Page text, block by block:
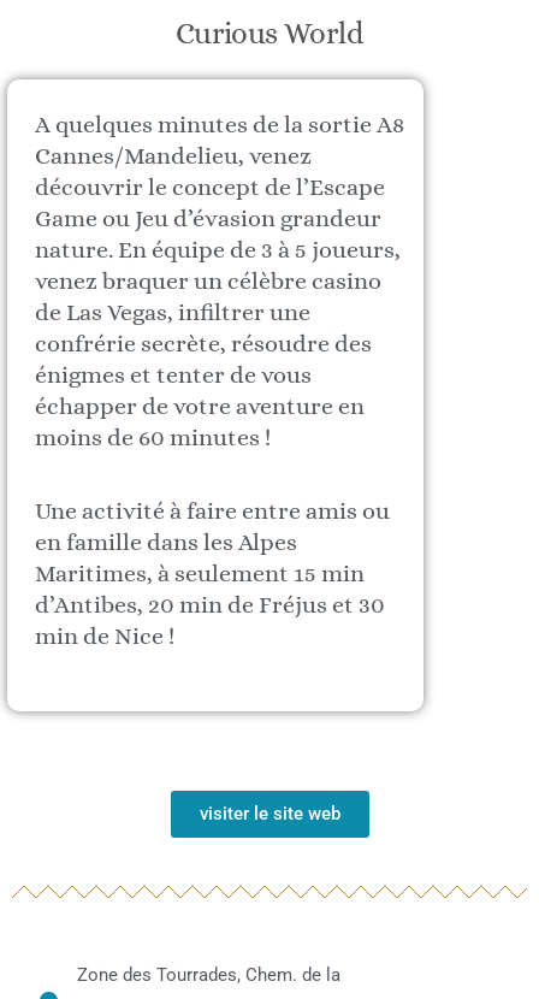
Curious World
A quelques minutes de la sortie A8
Cannes/Mandelieu, venez
découvrir le concept de l’Escape
Game ou Jeu d’évasion grandeur
nature. En équipe de 3 à 5 joueurs,
venez braquer un célèbre casino
de Las Vegas, infiltrer une
confrérie secrète, résoudre des
énigmes et tenter de vous
échapper de votre aventure en
moins de 60 minutes !
Une activité à faire entre amis ou
en famille dans les Alpes
Maritimes, à seulement 15 min
d’Antibes, 20 min de Fréjus et 30
min de Nice !
visiter le site web
Zone des Tourrades, Chem. de la